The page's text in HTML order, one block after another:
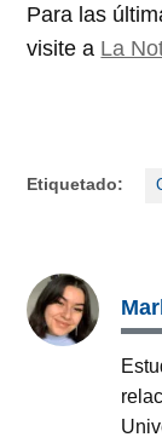
Para las
visite a La
Etiquetado: